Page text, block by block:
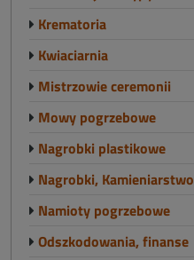
Krematoria
Kwiaciarnia
Mistrzowie ceremonii
Mowy pogrzebowe
Nagrobki plastikowe
Nagrobki, Kamieniarstwo
Namioty pogrzebowe
Odszkodowania, finanse